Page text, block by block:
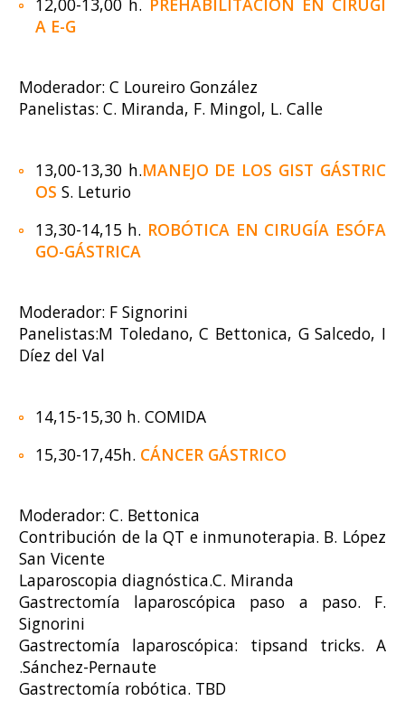
A E-G
Moderador: C Loureiro González
Panelistas: C. Miranda, F. Mingol, L. Calle
13,00-13,30 h.MANEJO DE LOS GIST GÁSTRIC
OS S. Leturio
13,30-14,15 h. ROBÓTICA EN CIRUGÍA ESÓFA
GO-GÁSTRICA
Moderador: F Signorini
Panelistas:M Toledano, C Bettonica, G Salcedo, I
Díez del Val
14,15-15,30 h. COMIDA
15,30-17,45h. CÁNCER GÁSTRICO
Moderador: C. Bettonica
Contribución de la QT e inmunoterapia. B. López
San Vicente
Laparoscopia diagnóstica.C. Miranda
Gastrectomía laparoscópica paso a paso. F.
Signorini
Gastrectomía laparoscópica: tipsand tricks. A
.Sánchez-Pernaute
Gastrectomía robótica. TBD